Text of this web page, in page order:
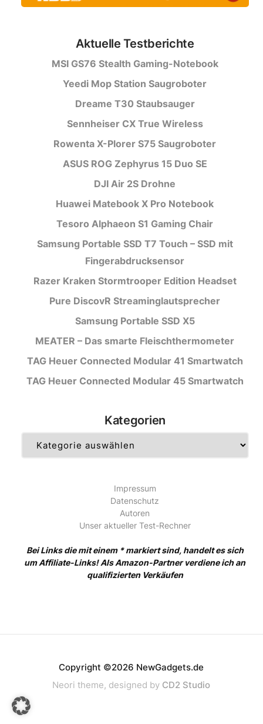
Aktuelle Testberichte
MSI GS76 Stealth Gaming-Notebook
Yeedi Mop Station Saugroboter
Dreame T30 Staubsauger
Sennheiser CX True Wireless
Rowenta X-Plorer S75 Saugroboter
ASUS ROG Zephyrus 15 Duo SE
DJI Air 2S Drohne
Huawei Matebook X Pro Notebook
Tesoro Alphaeon S1 Gaming Chair
Samsung Portable SSD T7 Touch – SSD mit
Fingerabdrucksensor
Razer Kraken Stormtrooper Edition Headset
Pure DiscovR Streaminglautsprecher
Samsung Portable SSD X5
MEATER – Das smarte Fleischthermometer
TAG Heuer Connected Modular 41 Smartwatch
TAG Heuer Connected Modular 45 Smartwatch
Kategorien
Impressum
Datenschutz
Autoren
Unser aktueller Test-Rechner
Bei Links die mit einem * markiert sind, handelt es sich
um Affiliate-Links! Als Amazon-Partner verdiene ich an
qualifizierten Verkäufen
Copyright ©2026 NewGadgets.de
Neori theme, designed by CD2 Studio